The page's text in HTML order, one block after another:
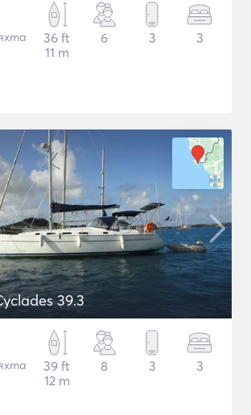
36 ft
11 m
6 3 3
39.3
39 ft
12 m
8 3 3